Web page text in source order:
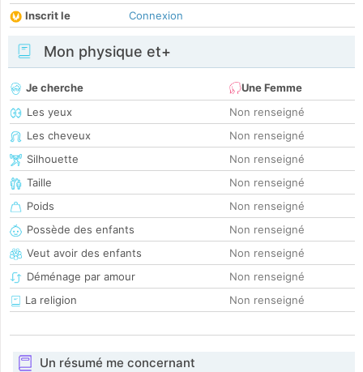
Inscrit le
Connexion
Mon physique et+
Je cherche
Une Femme
Les yeux
Non renseigné
Les cheveux
Non renseigné
Silhouette
Non renseigné
Taille
Non renseigné
Poids
Non renseigné
Possède des enfants
Non renseigné
Veut avoir des enfants
Non renseigné
Déménage par amour
Non renseigné
La religion
Non renseigné
Un résumé me concernant